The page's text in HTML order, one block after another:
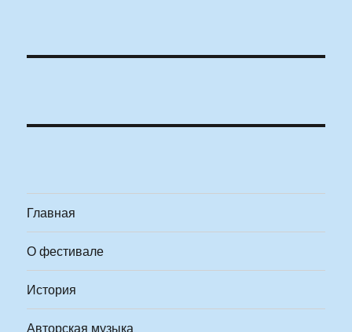
Главная
О фестивале
История
Авторская музыка